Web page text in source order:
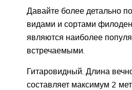
Давайте более детально
видами и сортами
являются наиболее
встречаемыми.
Гитаровидный. Длина
составляет максимум 2